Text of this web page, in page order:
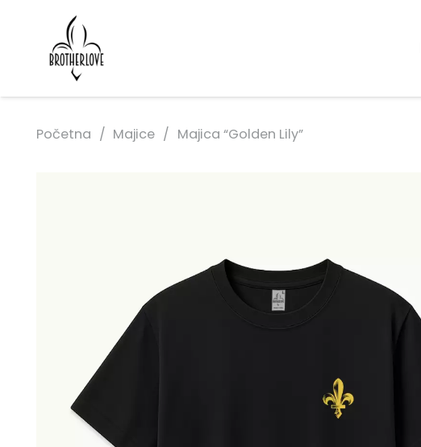
Početna / Majice / Majica “Golden Lily”